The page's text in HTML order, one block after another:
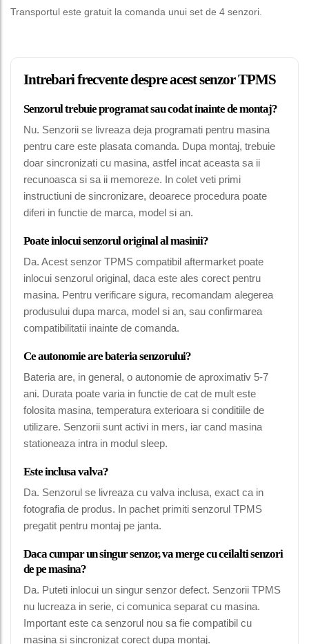
Transportul este gratuit la comanda unui set de 4 senzori.
Intrebari frecvente despre acest senzor TPMS
Senzorul trebuie programat sau codat inainte de montaj?
Nu. Senzorii se livreaza deja programati pentru masina
pentru care este plasata comanda. Dupa montaj, trebuie
doar sincronizati cu masina, astfel incat aceasta sa ii
recunoasca si sa ii memoreze. In colet veti primi
instructiuni de sincronizare, deoarece procedura poate
diferi in functie de marca, model si an.
Poate inlocui senzorul original al masinii?
Da. Acest senzor TPMS compatibil aftermarket poate
inlocui senzorul original, daca este ales corect pentru
masina. Pentru verificare sigura, recomandam alegerea
produsului dupa marca, model si an, sau confirmarea
compatibilitatii inainte de comanda.
Ce autonomie are bateria senzorului?
Bateria are, in general, o autonomie de aproximativ 5-7
ani. Durata poate varia in functie de cat de mult este
folosita masina, temperatura exterioara si conditiile de
utilizare. Senzorii sunt activi in mers, iar cand masina
stationeaza intra in modul sleep.
Este inclusa valva?
Da. Senzorul se livreaza cu valva inclusa, exact ca in
fotografia de produs. In pachet primiti senzorul TPMS
pregatit pentru montaj pe janta.
Daca cumpar un singur senzor, va merge cu ceilalti senzori
de pe masina?
Da. Puteti inlocui un singur senzor defect. Senzorii TPMS
nu lucreaza in serie, ci comunica separat cu masina.
Important este ca senzorul nou sa fie compatibil cu
masina si sincronizat corect dupa montaj.